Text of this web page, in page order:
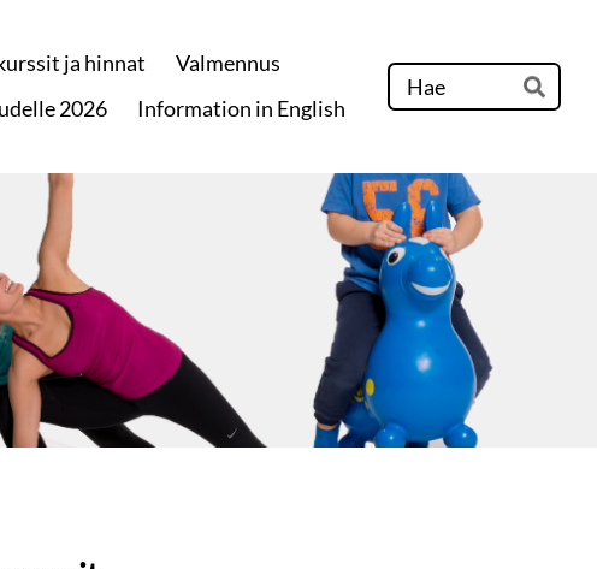
ja hinnat
Valmennus
2026 Information in English Hae